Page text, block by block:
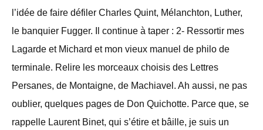
l’idée de faire défiler Charles Quint, Mélanchton, Luther,
le banquier Fugger. Il continue à taper : 2- Ressortir mes
Lagarde et Michard et mon vieux manuel de philo de
terminale. Relire les morceaux choisis des Lettres
Persanes, de Montaigne, de Machiavel. Ah aussi, ne pas
oublier, quelques pages de Don Quichotte. Parce que, se
rappelle Laurent Binet, qui s’étire et bâille, je suis un